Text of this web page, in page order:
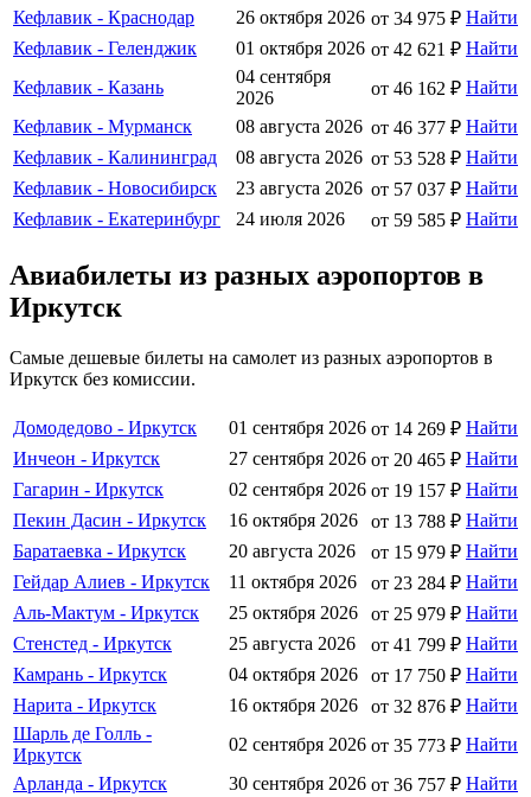
Кефлавик - Краснодар
26 октября 2026 от 34 975 ₽ Найти
Кефлавик - Геленджик
01 октября 2026 от 42 621 ₽ Найти
Кефлавик - Казань
04 сентября
2026
от 46 162 ₽ Найти
Кефлавик - Мурманск
08 августа 2026 от 46 377 ₽ Найти
Кефлавик - Калининград
08 августа 2026 от 53 528 ₽ Найти
Кефлавик - Новосибирск
23 августа 2026 от 57 037 ₽ Найти
Кефлавик - Екатеринбург
24 июля 2026 от 59 585 ₽ Найти
Авиабилеты из разных аэропортов в
Иркутск
Самые дешевые билеты на самолет из разных аэропортов в
Иркутск без комиссии.
Домодедово - Иркутск 01 сентября 2026 от 14 269 ₽ Найти
Инчеон - Иркутск
27 сентября 2026 от 20 465 ₽ Найти
Гагарин - Иркутск
02 сентября 2026 от 19 157 ₽ Найти
Пекин Дасин - Иркутск
16 октября 2026 от 13 788 ₽ Найти
Баратаевка - Иркутск
20 августа 2026 от 15 979 ₽ Найти
Гейдар Алиев - Иркутск
11 октября 2026 от 23 284 ₽ Найти
Аль-Мактум - Иркутск
25 октября 2026 от 25 979 ₽ Найти
Стенстед - Иркутск
25 августа 2026 от 41 799 ₽ Найти
Камрань - Иркутск
04 октября 2026 от 17 750 ₽ Найти
Нарита - Иркутск
16 октября 2026 от 32 876 ₽ Найти
Шарль де Голль -
Иркутск
02 сентября 2026 от 35 773 ₽ Найти
Арланда - Иркутск
30 сентября 2026 от 36 757 ₽ Найти